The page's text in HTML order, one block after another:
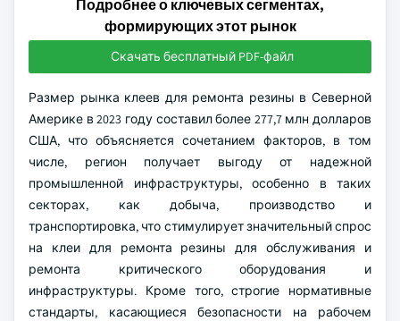
Подробнее о ключевых сегментах,
формирующих этот рынок
Скачать бесплатный PDF-файл
Размер рынка клеев для ремонта резины в Северной
Америке в 2023 году составил более 277,7 млн долларов
США, что объясняется сочетанием факторов, в том
числе, регион получает выгоду от надежной
промышленной инфраструктуры, особенно в таких
секторах, как добыча, производство и
транспортировка, что стимулирует значительный спрос
на клеи для ремонта резины для обслуживания и
ремонта критического оборудования и
инфраструктуры. Кроме того, строгие нормативные
стандарты, касающиеся безопасности на рабочем